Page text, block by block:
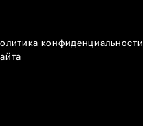
конфиденциальности